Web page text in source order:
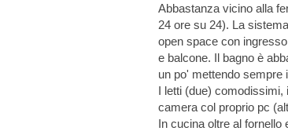
Abbastanza vicino alla
24 ore su 24). La
open space con
e balcone. Il bagno è
un po' mettendo sempre
I letti (due) comodissimi,
camera col proprio pc
In cucina oltre al fornello